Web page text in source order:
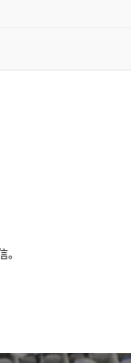
。